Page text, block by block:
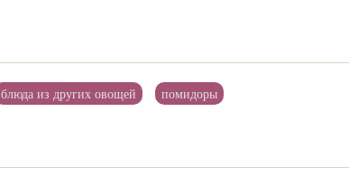
блюда из других овощей помидоры